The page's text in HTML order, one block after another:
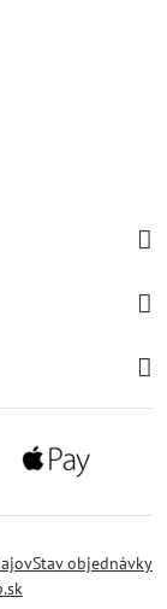
Stav objednávky